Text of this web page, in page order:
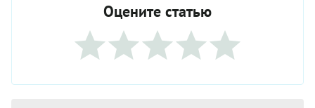
Оцените статью